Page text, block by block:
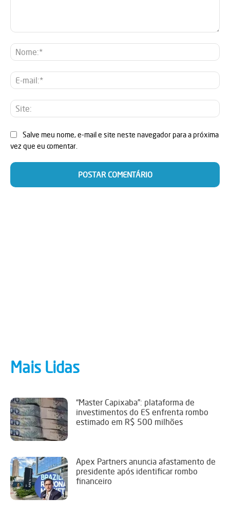
E-
Salve meu nome, e-mail e site neste navegador para a próxima
vez que eu comentar.
Mais Lidas
“Master Capixaba”: plataforma de
investimentos do ES enfrenta rombo
estimado em R$ 500 milhões
Apex Partners anuncia afastamento de
presidente após identificar rombo
financeiro